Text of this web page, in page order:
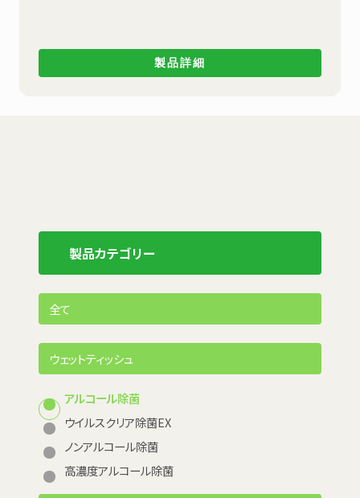
製品カテゴリー
全て
ウェットティッシュ
アルコール除菌
ウイルスクリア除菌EX
ノンアルコール除菌
高濃度アルコール除菌
製品詳細